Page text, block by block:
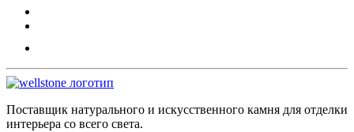
Поставщик натурального и искусственного камня для отделки
интерьера со всего света.